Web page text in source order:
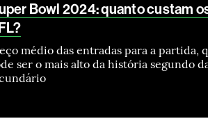
Bowl 2024: quanto custam
médio das entradas para a partida,
ser o mais alto da história segundo